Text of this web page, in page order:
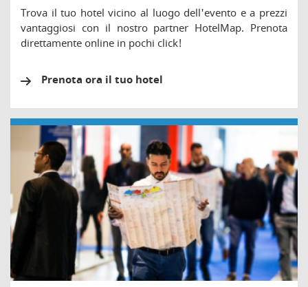
Trova il tuo hotel vicino al luogo dell'evento e a prezzi
vantaggiosi con il nostro partner HotelMap. Prenota
direttamente online in pochi click!
Prenota ora il tuo hotel